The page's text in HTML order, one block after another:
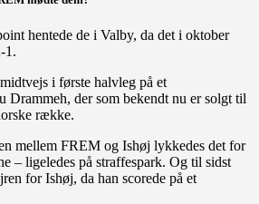
hentede de i Valby, da det i oktober
1.
i første halvleg på et
Drammeh, der som bekendt nu er solgt til
række.
mellem FREM og Ishøj lykkedes det for
– ligeledes på straffespark. Og til sidst
for Ishøj, da han scorede på et